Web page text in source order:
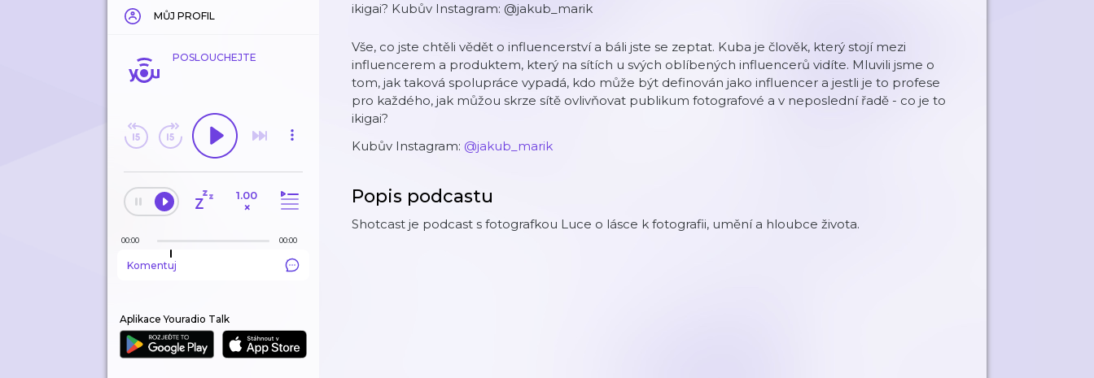
MŮJ PROFIL
POSLOUCHEJTE
1.00
×
00:00 00:00
Komentuj
Aplikace Youradio Talk
ikigai? Kubův Instagram: @jakub_marik
Vše, co jste chtěli vědět o influencerství a báli jste se zeptat. Kuba je člověk, který stojí mezi
influencerem a produktem, který na sítích u svých oblíbených influencerů vidíte. Mluvili jsme o
tom, jak taková spolupráce vypadá, kdo může být definován jako influencer a jestli je to profese
pro každého, jak můžou skrze sítě ovlivňovat publikum fotografové a v neposlední řadě - co je to
ikigai?
Kubův Instagram: @jakub_marik
Popis podcastu
Shotcast je podcast s fotografkou Luce o lásce k fotografii, umění a hloubce života.